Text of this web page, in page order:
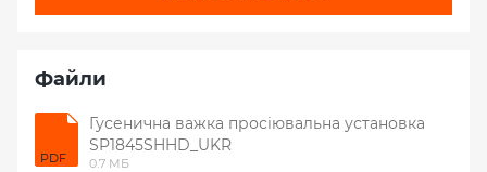
Файли
PDF
Гусенична важка просіювальна установка
SP1845SHHD_UKR
0.7 МБ